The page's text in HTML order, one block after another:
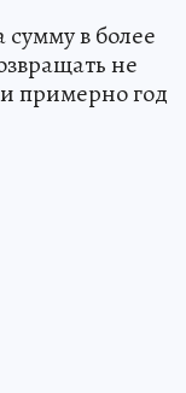
сумму в более
не
примерно год